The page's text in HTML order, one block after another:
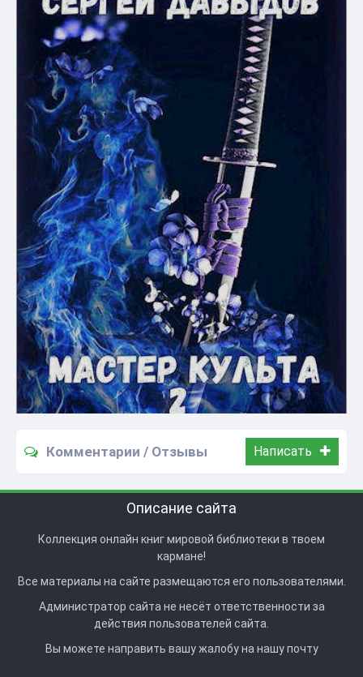
Комментарии / Отзывы Написать
Описание сайта
Коллекция онлайн книг мировой библиотеки в твоем
кармане!
Все материалы на сайте размещаются его пользователями.
Администратор сайта не несёт ответственности за
действия пользователей сайта.
Вы можете направить вашу жалобу на нашу почту